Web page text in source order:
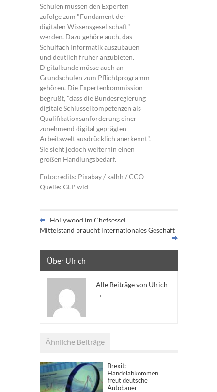
Schulen müssen den Experten
zufolge zum "Fundament der
digitalen Wissensgesellschaft"
werden. Dazu gehöre auch, das
Schulfach Informatik auszubauen
und deutlich früher anzubieten.
Digitalkunde müsse auch an
Grundschulen zum Pflichtprogramm
gehören. Die Expertenkommission
begrüßt, "dass die Bundesregierung
digitale Schlüsselkompetenzen als
Qualifikationsanforderung einer
zunehmend digital geprägten
Arbeitswelt ausdrücklich anerkennt".
Sie sieht jedoch weiterhin einen
großen Handlungsbedarf.
Fotocredits: Pixabay / kalhh / CCO
Quelle: GLP wid
Hollywood im Chefsessel
Mittelstand braucht internationales Geschäft
Über Ulrich
Alle Beiträge von Ulrich
→
Ähnliche Beiträge
Brexit:
Handelabkommen
freut deutsche
Autobauer